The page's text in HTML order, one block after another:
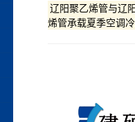
辽阳聚乙烯管与辽
烯管承载夏季空调